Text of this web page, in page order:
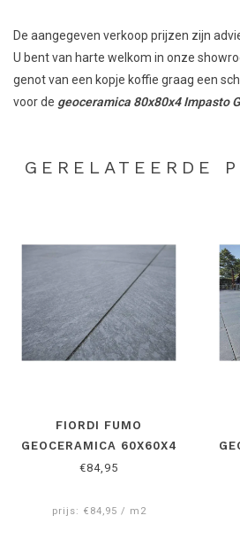
De aangegeven verkoop prijzen zijn
U bent van harte welkom in onze
genot van een kopje koffie graag een
voor de geoceramica 80x80x4 Impasto
GERELATEERDE
FIORDI FUMO
GEOCERAMICA 60X60X4
CM
€84,95
prijs: €84,95 / m2